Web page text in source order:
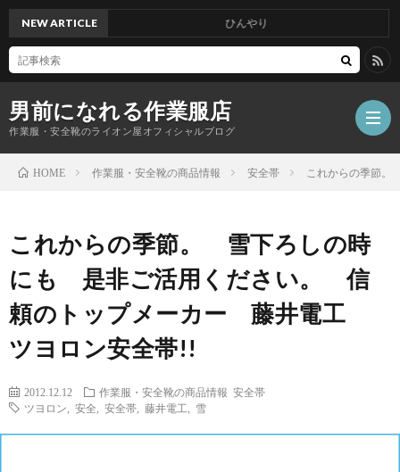
男前になれる作業服店
作業服・安全靴のライオン屋オフィシャルブログ
NEW ARTICLE ひんやり
HOME 作業服・安全靴の商品情報 安全帯 これからの季節
これからの季節。 雪下ろしの時
にも 是非ご活用ください。 信
頼のトップメーカー 藤井電工
ツヨロン安全帯!!
2012.12.12 作業服・安全靴の商品情報 安全帯
ツヨロン
安全 安全帯 藤井電工 雪